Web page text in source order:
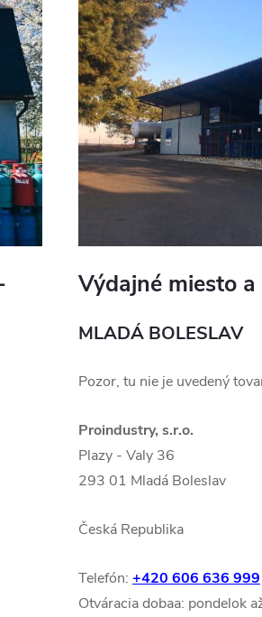
Výdajné miesto
MLADÁ BOLESLAV
Pozor, tu nie je uvedený
Proindustry, s.r.o.
Plazy - Valy 36
293 01 Mladá Boleslav
Česká Republika
Telefón: +420 606 636 999
Otváracia dobaa: pondelok